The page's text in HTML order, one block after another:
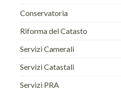
Conservatoria
Riforma del Catasto
Servizi Camerali
Servizi Catastali
Servizi PRA